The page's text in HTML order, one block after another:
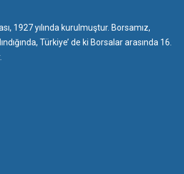
1927 yılında kurulmuştur. Borsamız,
Türkiye’ de ki Borsalar arasında 16.